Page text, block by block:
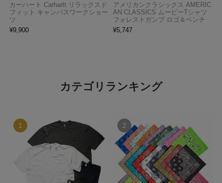
カーハート Carhartt リラックスド
フィット キャンバスワークショー
ツ
¥9,900
アメリカンクラシックス AMERIC
AN CLASSICS ムービーTシャツ
フォレストガンプ ロゴ＆ベンチ
¥5,747
カテゴリランキング